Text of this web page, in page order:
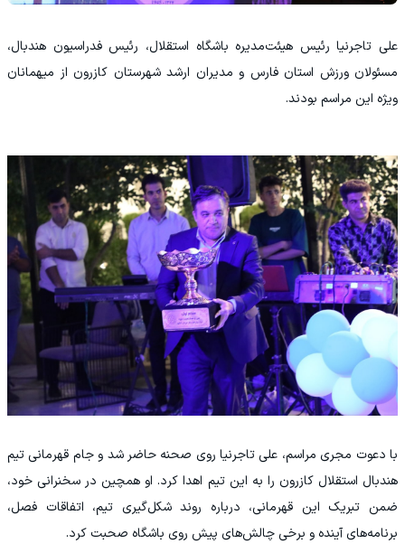
علی تاجرنیا رئیس هیئت‌مدیره باشگاه استقلال، رئیس فدراسیون هندبال،
مسئولان ورزش استان فارس و مدیران ارشد شهرستان کازرون از میهمانان
ویژه این مراسم بودند.
با دعوت مجری مراسم، علی تاجرنیا روی صحنه حاضر شد و جام قهرمانی تیم
هندبال استقلال کازرون را به این تیم اهدا کرد. او همچین در سخنرانی خود،
ضمن تبریک این قهرمانی، درباره روند شکل‌گیری تیم، اتفاقات فصل،
برنامه‌های آینده و برخی چالش‌های پیش روی باشگاه صحبت کرد.